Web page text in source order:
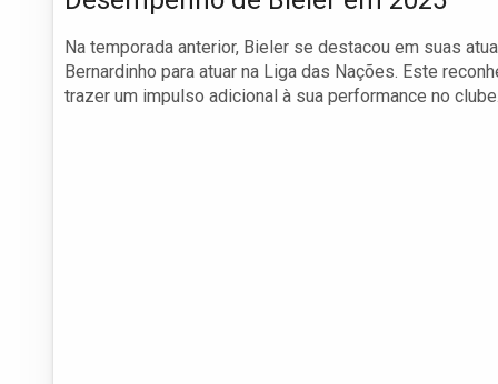
Na temporada anterior, Bieler se destacou em suas
Bernardinho para atuar na Liga das Nações. Este
trazer um impulso adicional à sua performance no